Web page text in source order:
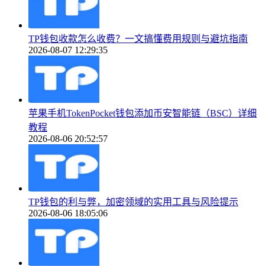
TP钱包收款怎么收费？一文搞懂费用规则与避坑指南
2026-08-07 12:29:35
苹果手机TokenPocket钱包添加币安智能链（BSC）详细
教程
2026-08-06 20:52:57
TP钱包的利与弊，加密领域的实用工具与风险提示
2026-08-06 18:05:06